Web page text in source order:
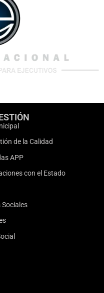
de la Calidad
APP
con el Estado